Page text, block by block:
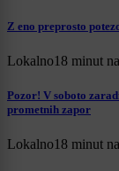
Z eno preprosto
Lokalno18 minut
Pozor! V soboto
prometnih zapor
Lokalno18 minut